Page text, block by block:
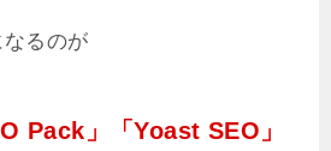
るのが
Pack」「Yoast SEO」